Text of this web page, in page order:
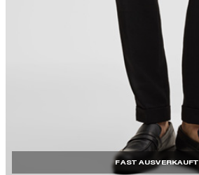
FAST AUSVERKAUFT